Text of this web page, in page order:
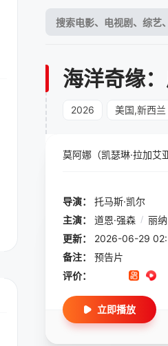
海洋奇缘
2026 美国,新西兰
莫阿娜（凯瑟琳·拉加艾
导演：
托马斯·凯尔
主演：
道恩·强森 / 丽
更新：
2026-06-29
备注：
预告片
评价：
立即播放